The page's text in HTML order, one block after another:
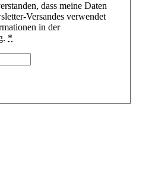
dass meine Daten
Versandes verwendet
in der
*